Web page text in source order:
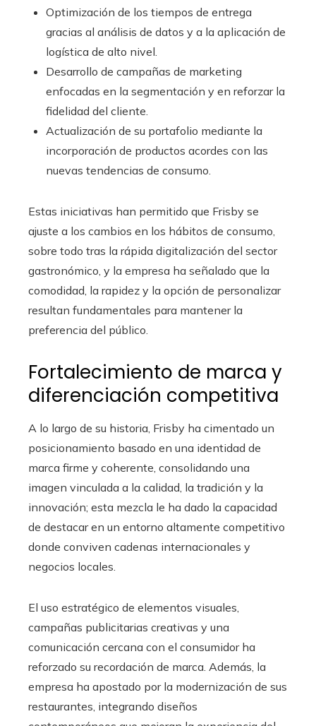
Optimización de los tiempos de entrega
gracias al análisis de datos y a la aplicación de
logística de alto nivel.
Desarrollo de campañas de marketing
enfocadas en la segmentación y en reforzar la
fidelidad del cliente.
Actualización de su portafolio mediante la
incorporación de productos acordes con las
nuevas tendencias de consumo.
Estas iniciativas han permitido que Frisby se
ajuste a los cambios en los hábitos de consumo,
sobre todo tras la rápida digitalización del sector
gastronómico, y la empresa ha señalado que la
comodidad, la rapidez y la opción de personalizar
resultan fundamentales para mantener la
preferencia del público.
Fortalecimiento de marca y
diferenciación competitiva
A lo largo de su historia, Frisby ha cimentado un
posicionamiento basado en una identidad de
marca firme y coherente, consolidando una
imagen vinculada a la calidad, la tradición y la
innovación; esta mezcla le ha dado la capacidad
de destacar en un entorno altamente competitivo
donde conviven cadenas internacionales y
negocios locales.
El uso estratégico de elementos visuales,
campañas publicitarias creativas y una
comunicación cercana con el consumidor ha
reforzado su recordación de marca. Además, la
empresa ha apostado por la modernización de sus
restaurantes, integrando diseños